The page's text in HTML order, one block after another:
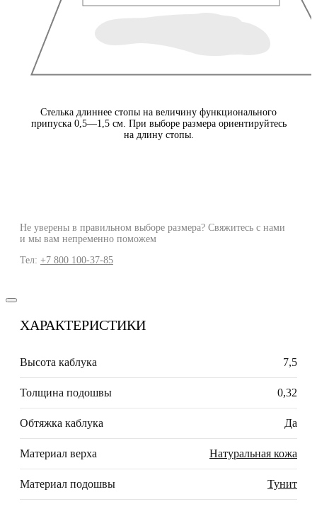
Стелька длиннее стопы на величину функционального
припуска 0,5—1,5 см. При выборе размера ориентируйтесь
на длину стопы.
Не уверены в правильном выборе размера? Свяжитесь с нами
и мы вам непременно поможем
Тел: +7 800 100-37-85
ХАРАКТЕРИСТИКИ
Высота каблука 7,5
Толщина подошвы 0,32
Обтяжка каблука Да
Материал верха Натуральная кожа
Материал подошвы Тунит